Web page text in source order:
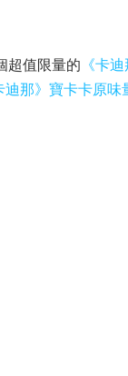
超值限量的 《卡
迪那》寶卡卡原